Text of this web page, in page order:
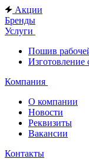
Акции
Бренды
Услуги
Пошив
Компания
О компании
Новости
Реквизиты
Вакансии
Контакты